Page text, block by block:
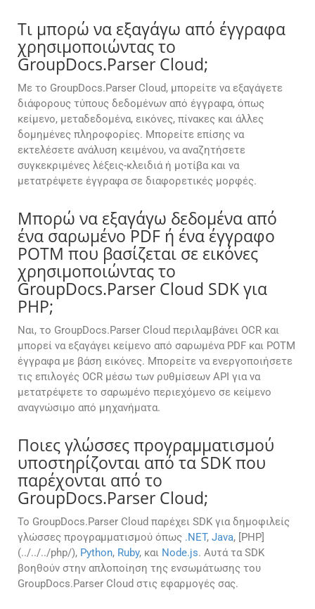
Τι μπορώ να εξαγάγω από έγγραφα
χρησιμοποιώντας το
GroupDocs.Parser Cloud;
Με το GroupDocs.Parser Cloud, μπορείτε να εξαγάγετε
διάφορους τύπους δεδομένων από έγγραφα, όπως
κείμενο, μεταδεδομένα, εικόνες, πίνακες και άλλες
δομημένες πληροφορίες. Μπορείτε επίσης να
εκτελέσετε ανάλυση κειμένου, να αναζητήσετε
συγκεκριμένες λέξεις-κλειδιά ή μοτίβα και να
μετατρέψετε έγγραφα σε διαφορετικές μορφές.
Μπορώ να εξαγάγω δεδομένα από
ένα σαρωμένο PDF ή ένα έγγραφο
POTM που βασίζεται σε εικόνες
χρησιμοποιώντας το
GroupDocs.Parser Cloud SDK για
PHP;
Ναι, το GroupDocs.Parser Cloud περιλαμβάνει OCR και
μπορεί να εξαγάγει κείμενο από σαρωμένα PDF και POTM
έγγραφα με βάση εικόνες. Μπορείτε να ενεργοποιήσετε
τις επιλογές OCR μέσω των ρυθμίσεων API για να
μετατρέψετε το σαρωμένο περιεχόμενο σε κείμενο
αναγνώσιμο από μηχανήματα.
Ποιες γλώσσες προγραμματισμού
υποστηρίζονται από τα SDK που
παρέχονται από το
GroupDocs.Parser Cloud;
Το GroupDocs.Parser Cloud παρέχει SDK για δημοφιλείς
γλώσσες προγραμματισμού όπως .NET, Java, [PHP]
(../../../php/), Python, Ruby, και Node.js. Αυτά τα SDK
βοηθούν στην απλοποίηση της ενσωμάτωσης του
GroupDocs.Parser Cloud στις εφαρμογές σας.